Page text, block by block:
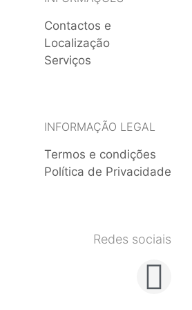
Contactos e
Localização
Serviços
INFORMAÇÃO LEGAL
Termos e condições
Política de Privacidade
Redes sociais